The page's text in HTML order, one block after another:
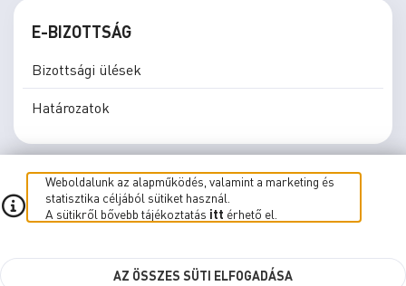
E-BIZOTTSÁG
Bizottsági ülések
Határozatok
E-közgyűlés E-Bizottság Élő közvetítés
Weboldalunk az alapműködés, valamint a marketing és
statisztika céljából sütiket használ.
A sütikről bővebb tájékoztatás itt érhető el.
AZ ÖSSZES SÜTI ELFOGADÁSA